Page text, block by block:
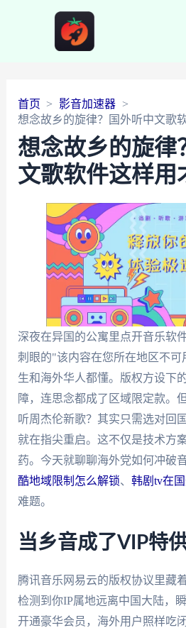
首页
影音加速器
想念故乡的旋律？国外听中文歌
想念故乡的旋律
文歌软件这样用
深夜在异国的公寓里点开音乐软
刺眼的"该内容在您所在地区不
生和海外华人都懂。版权方设下
障，连思念都成了区域限定款。
听周杰伦新歌？其实只需选对回
就在指尖重启。这不仅是技术方
药。今天就聊聊海外党如何冲破
酷地域限制怎么解锁、 韩剧tv在
难题。
当乡音成了VIP特
腾讯音乐网易云的版权协议里藏
检测到你IP属地远离中国大陆，
开通豪华会员，海外用户照样吃